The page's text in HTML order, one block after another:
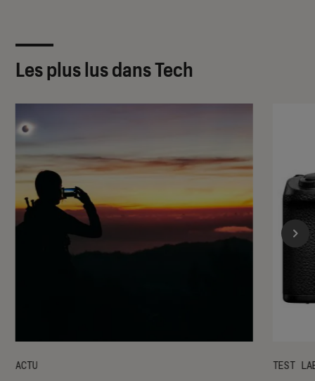
Les plus lus dans Tech
ACTU TEST